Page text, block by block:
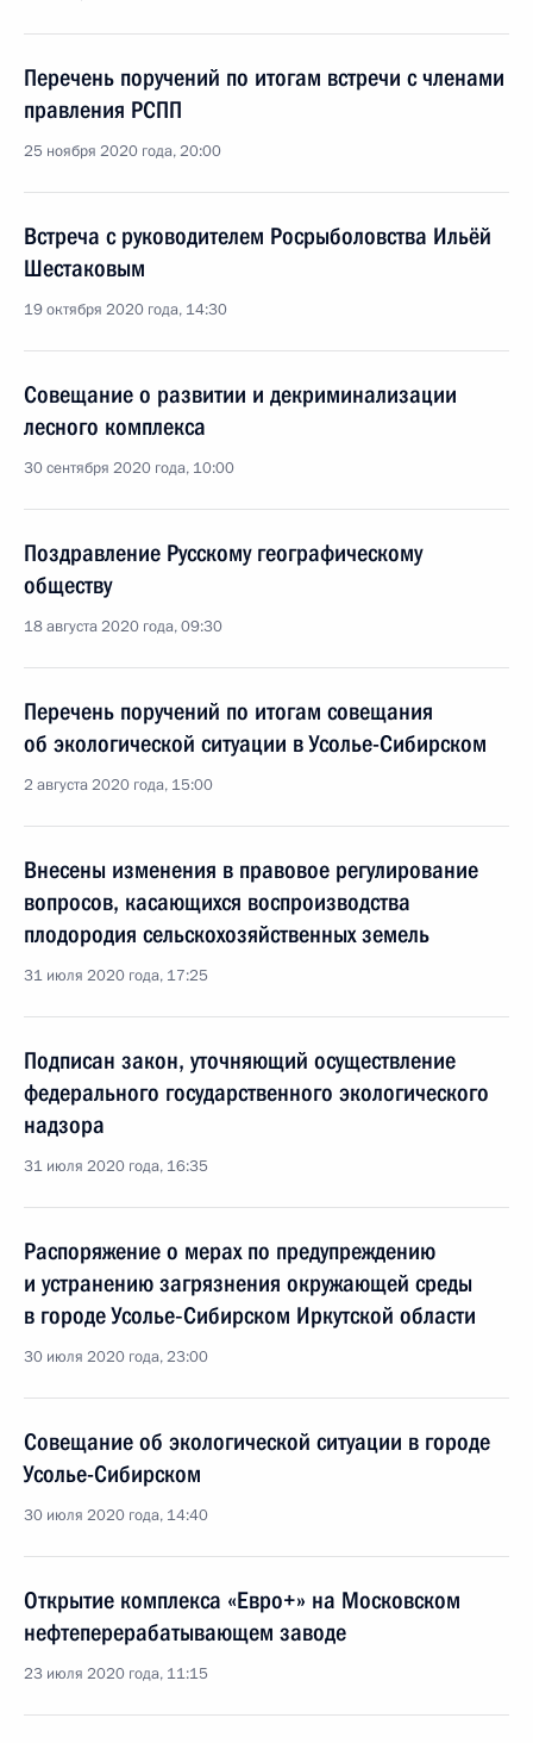
Перечень поручений по итогам встречи с членами
правления РСПП
25 ноября 2020 года, 20:00
Встреча с руководителем Росрыболовства Ильёй
Шестаковым
19 октября 2020 года, 14:30
Совещание о развитии и декриминализации
лесного комплекса
30 сентября 2020 года, 10:00
Поздравление Русскому географическому
обществу
18 августа 2020 года, 09:30
Перечень поручений по итогам совещания
об экологической ситуации в Усолье-Сибирском
2 августа 2020 года, 15:00
Внесены изменения в правовое регулирование
вопросов, касающихся воспроизводства
плодородия сельскохозяйственных земель
31 июля 2020 года, 17:25
Подписан закон, уточняющий осуществление
федерального государственного экологического
надзора
31 июля 2020 года, 16:35
Распоряжение о мерах по предупреждению
и устранению загрязнения окружающей среды
в городе Усолье‑Сибирском Иркутской области
30 июля 2020 года, 23:00
Совещание об экологической ситуации в городе
Усолье-Сибирском
30 июля 2020 года, 14:40
Открытие комплекса «Евро+» на Московском
нефтеперерабатывающем заводе
23 июля 2020 года, 11:15